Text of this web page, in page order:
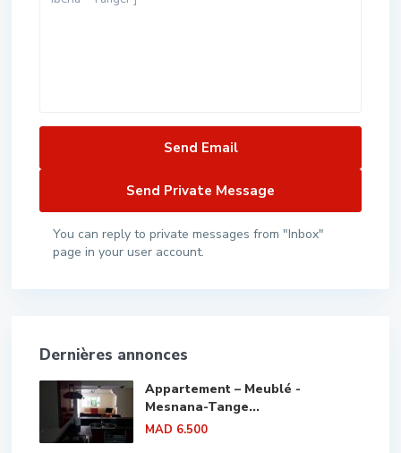
You can reply to private messages from "Inbox"
page in your user account.
Dernières annonces
Appartement – Meublé -
Mesnana-Tange...
MAD 6.500